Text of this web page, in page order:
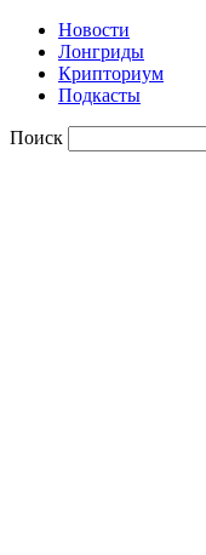
Новости
Лонгриды
Крипториум
Подкасты
Поиск